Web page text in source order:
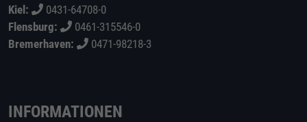
Kiel:
0431-64708-0
Flensburg:
0461-315546-0
Bremerhaven:
0471-98218-3
INFORMATIONEN